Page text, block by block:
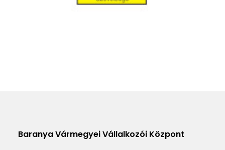
Baranya Vármegyei Vállalkozói Központ